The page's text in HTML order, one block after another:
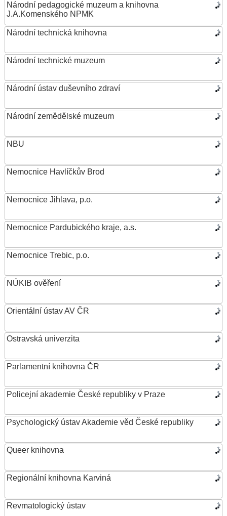
Národní pedagogické muzeum a knihovna
J.A.Komenského NPMK
Národní technická knihovna
Národní technické muzeum
Národní ústav duševního zdraví
Národní zemědělské muzeum
NBU
Nemocnice Havlíčkův Brod
Nemocnice Jihlava, p.o.
Nemocnice Pardubického kraje, a.s.
Nemocnice Trebic, p.o.
NÚKIB ověření
Orientální ústav AV ČR
Ostravská univerzita
Parlamentní knihovna ČR
Policejní akademie České republiky v Praze
Psychologický ústav Akademie věd České republiky
Queer knihovna
Regionální knihovna Karviná
Revmatologický ústav